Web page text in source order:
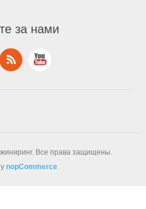
за нами
Все права защищены.
nopCommerce